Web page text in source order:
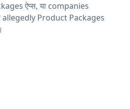
ऐप्स, या companies
allegedly Product Packages